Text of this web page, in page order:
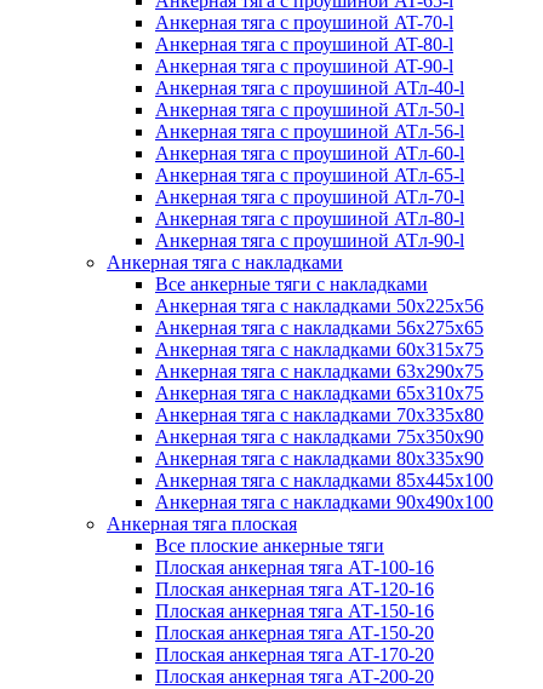
Анкерная тяга с проушиной AT-70-l
Анкерная тяга с проушиной AT-80-l
Анкерная тяга с проушиной AT-90-l
Анкерная тяга с проушиной АТл-40-l
Анкерная тяга с проушиной ATл-50-l
Анкерная тяга с проушиной ATл-56-l
Анкерная тяга с проушиной ATл-60-l
Анкерная тяга с проушиной ATл-65-l
Анкерная тяга с проушиной ATл-70-l
Анкерная тяга с проушиной ATл-80-l
Анкерная тяга с проушиной ATл-90-l
Анкерная тяга с накладками
Все анкерные тяги с накладками
Анкерная тяга с накладками 50x225x56
Анкерная тяга с накладками 56x275x65
Анкерная тяга с накладками 60x315x75
Анкерная тяга с накладками 63x290x75
Анкерная тяга с накладками 65x310x75
Анкерная тяга с накладками 70x335x80
Анкерная тяга с накладками 75x350x90
Анкерная тяга с накладками 80x335x90
Анкерная тяга с накладками 85x445x100
Анкерная тяга с накладками 90x490x100
Анкерная тяга плоская
Все плоские анкерные тяги
Плоская анкерная тяга АТ-100-16
Плоская анкерная тяга АТ-120-16
Плоская анкерная тяга АТ-150-16
Плоская анкерная тяга АТ-150-20
Плоская анкерная тяга АТ-170-20
Плоская анкерная тяга АТ-200-20